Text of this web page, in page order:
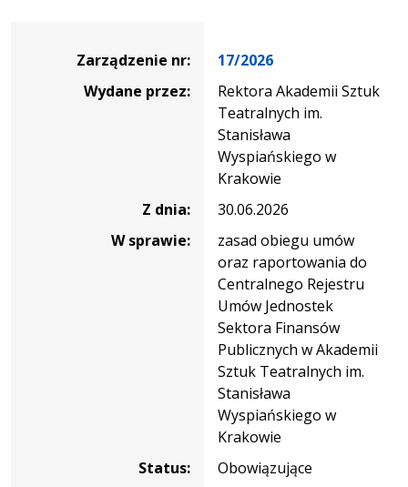
Zarządzenie nr:
17/2026
Wydane przez:
Rektora Akademii Sztuk
Teatralnych im.
Stanisława
Wyspiańskiego w
Krakowie
Z dnia:
30.06.2026
W sprawie:
zasad obiegu umów
oraz raportowania do
Centralnego Rejestru
Umów Jednostek
Sektora Finansów
Publicznych w Akademii
Sztuk Teatralnych im.
Stanisława
Wyspiańskiego w
Krakowie
Status:
Obowiązujące